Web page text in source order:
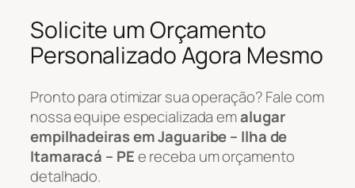
Solicite um Orçamento
Personalizado Agora Mesmo
Pronto para otimizar sua operação? Fale com
nossa equipe especializada emalugar
empilhadeiras em Jaguaribe – Ilha de
Itamaracá – PEe receba um orçamento
detalhado.